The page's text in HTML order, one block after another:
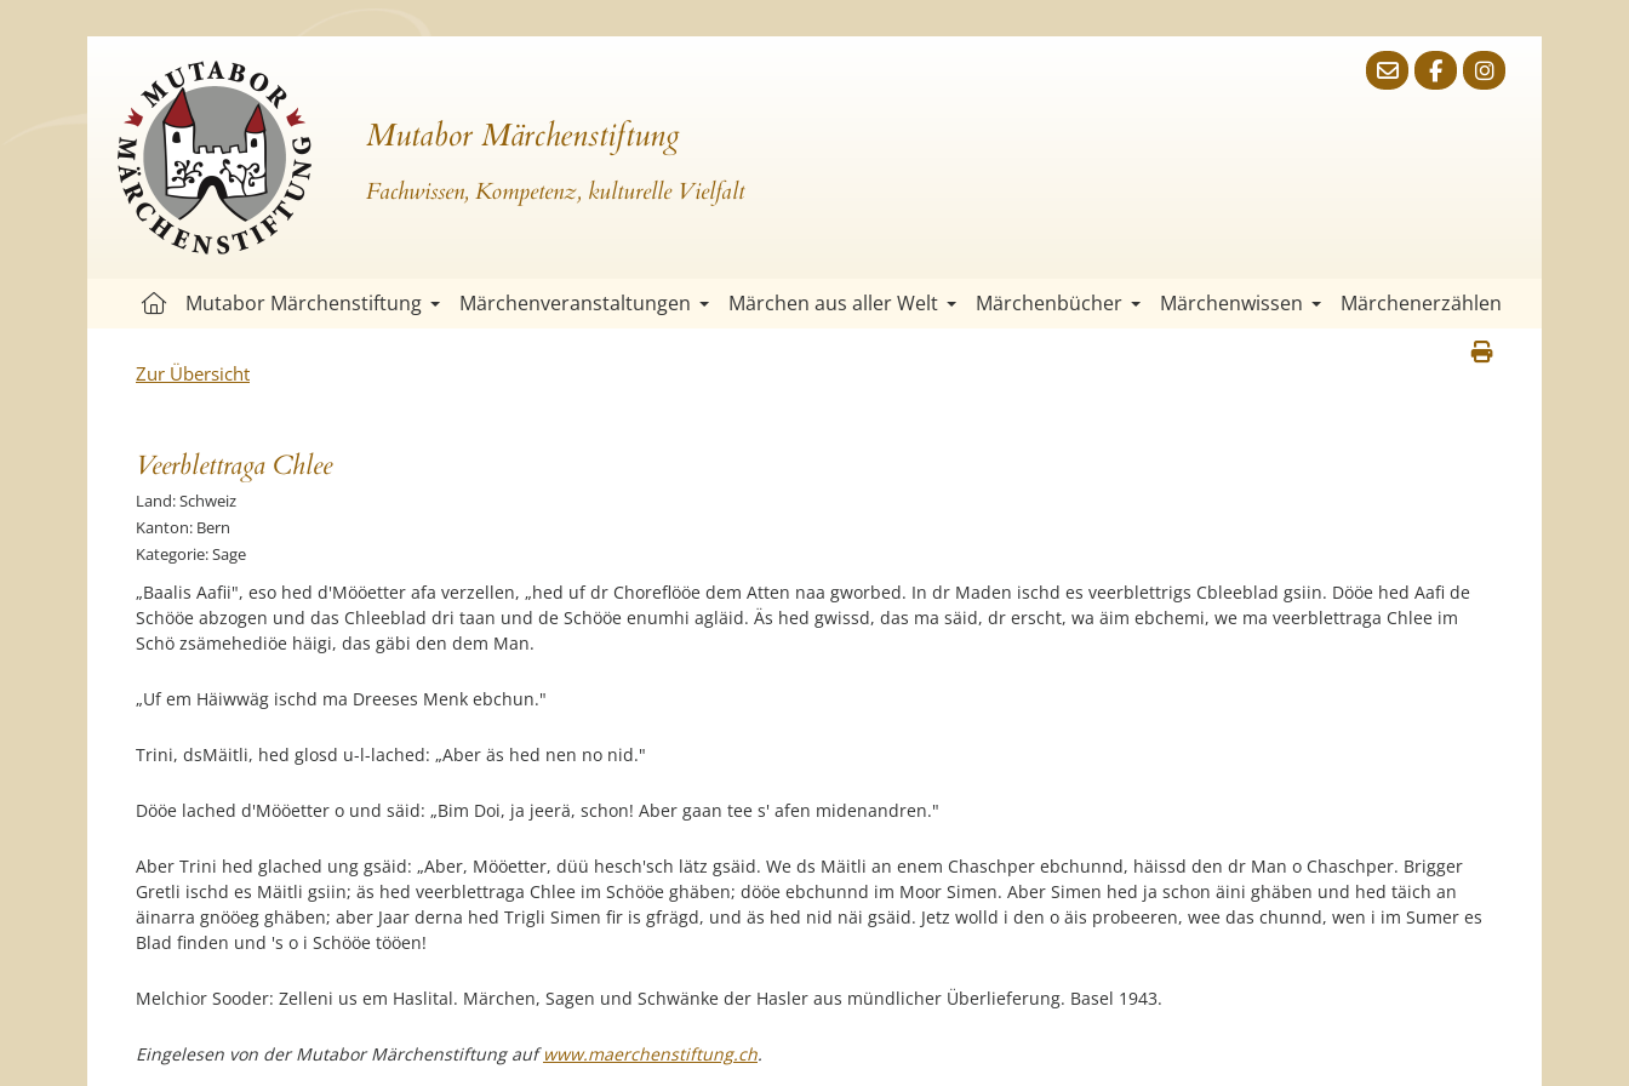
Mutabor Märchenstiftung
Fachwissen, Kompetenz, kulturelle Vielfalt
Mutabor Märchenstiftung Märchenveranstaltungen Märchen aus aller Welt Märchenbücher Märchenwissen Märchenerzählen
Zur Übersicht
Veerblettraga Chlee
Land: Schweiz
Kanton: Bern
Kategorie: Sage
„Baalis Aafii", eso hed d'Mööetter afa verzellen, „hed uf dr Choreflööe dem Atten naa gworbed. In dr Maden ischd es veerblettrigs Cbleeblad gsiin. Dööe hed Aafi de
Schööe abzogen und das Chleeblad dri taan und de Schööe enumhi agläid. Äs hed gwissd, das ma säid, dr erscht, wa äim ebchemi, we ma veerblettraga Chlee im
Schö zsämehediöe häigi, das gäbi den dem Man.
„Uf em Häiwwäg ischd ma Dreeses Menk ebchun."
Trini, dsMäitli, hed glosd u-l-lached: „Aber äs hed nen no nid."
Dööe lached d'Mööetter o und säid: „Bim Doi, ja jeerä, schon! Aber gaan tee s' afen midenandren."
Aber Trini hed glached ung gsäid: „Aber, Mööetter, düü hesch'sch lätz gsäid. We ds Mäitli an enem Chaschper ebchunnd, häissd den dr Man o Chaschper. Brigger
Gretli ischd es Mäitli gsiin; äs hed veerblettraga Chlee im Schööe ghäben; dööe ebchunnd im Moor Simen. Aber Simen hed ja schon äini ghäben und hed täich an
äinarra gnööeg ghäben; aber Jaar derna hed Trigli Simen fir is gfrägd, und äs hed nid näi gsäid. Jetz wolld i den o äis probeeren, wee das chunnd, wen i im Sumer es
Blad finden und 's o i Schööe tööen!
Melchior Sooder: Zelleni us em Haslital. Märchen, Sagen und Schwänke der Hasler aus mündlicher Überlieferung. Basel 1943.
Eingelesen von der Mutabor Märchenstiftung aufwww.maerchenstiftung.ch.